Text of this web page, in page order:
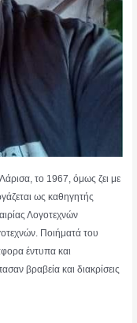
το 1967, όμως ζει με
ως καθηγητής
Λογοτεχνών
Ποιήματά του
έντυπα και
βραβεία και διακρίσεις